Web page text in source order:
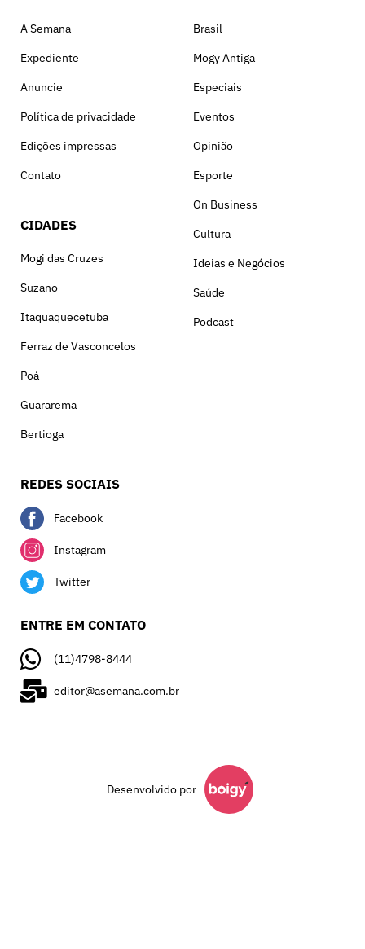
A Semana
Expediente
Anuncie
Política de privacidade
Edições impressas
Contato
CIDADES
Mogi das Cruzes
Suzano
Itaquaquecetuba
Ferraz de Vasconcelos
Poá
Guararema
Bertioga
Brasil
Mogy Antiga
Especiais
Eventos
Opinião
Esporte
On Business
Cultura
Ideias e Negócios
Saúde
Podcast
REDES SOCIAIS
Facebook
Instagram
Twitter
ENTRE EM CONTATO
(11)4798-8444
editor@asemana.com.br
Desenvolvido por